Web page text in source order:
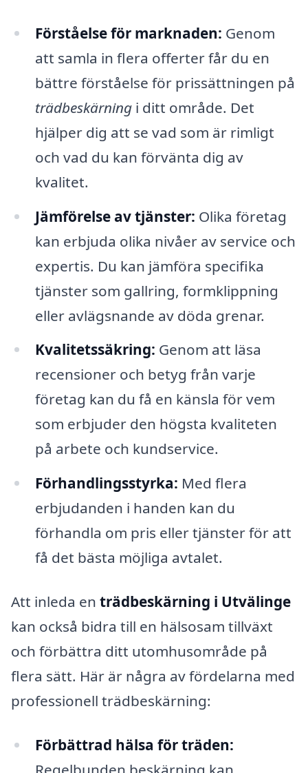
Förståelse för marknaden: Genom
att samla in flera offerter får du en
bättre förståelse för prissättningen på
trädbeskärningi ditt område. Det
hjälper dig att se vad som är rimligt
och vad du kan förvänta dig av
kvalitet.
Jämförelse av tjänster: Olika företag
kan erbjuda olika nivåer av service och
expertis. Du kan jämföra specifika
tjänster som gallring, formklippning
eller avlägsnande av döda grenar.
Kvalitetssäkring: Genom att läsa
recensioner och betyg från varje
företag kan du få en känsla för vem
som erbjuder den högsta kvaliteten
på arbete och kundservice.
Förhandlingsstyrka: Med flera
erbjudanden i handen kan du
förhandla om pris eller tjänster för att
få det bästa möjliga avtalet.
Att inleda en trädbeskärning i Utvälinge
kan också bidra till en hälsosam tillväxt
och förbättra ditt utomhusområde på
flera sätt. Här är några av fördelarna med
professionell trädbeskärning:
Förbättrad hälsa för träden: